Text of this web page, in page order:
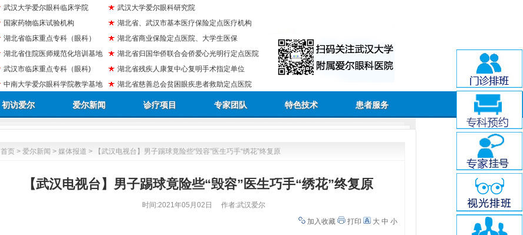
武汉大学爱尔眼科临床学院
国家药物临床试验机构
湖北省临床重点专科（眼科）
湖北省住院医师规范化培训基地
武汉市临床重点专科（眼科)
中南大学爱尔眼科学院教学基地
武汉大学爱尔眼科研究院
湖北省、武汉市基本医疗保险定点医疗机构
湖北省商业保险定点医院、大学生医保
湖北省归国华侨联合会侨爱心光明行定点医院
湖北省残疾人康复中心复明手术指定单位
湖北省慈善总会贫困眼疾患者救助定点医院
初访爱尔 爱尔新闻 诊疗项目 专家团队 特色技术 患者服务
首页 > 爱尔新闻 > 媒体报道 > 【武汉电视台】男子踢球竟险些“毁容”医生巧手“绣花”终复原
【武汉电视台】男子踢球竟险些“毁容”医生巧手“绣花”终复原
时间:2021年05月02日
作者:武汉爱尔
加入收藏
打印 大 中 小